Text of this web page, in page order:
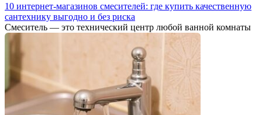
10 интернет-магазинов смесителей: где купить качественную
сантехнику выгодно и без риска
Смеситель — это технический центр любой ванной комнаты